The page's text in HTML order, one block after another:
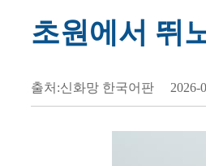
초원에서 뛰
출처:신화망 한국어판 2026-